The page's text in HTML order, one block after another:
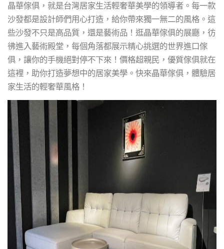
晶華傢俱，就是台灣居家生活輕奢華美學的領導者。每一款
沙發都是設計師們用心打造，給你帶來獨一無二的風格。這
些沙發不只是高品質，還是藝術品！逛晶華傢俱的展廳，彷
彿進入藝術殿堂，每個角落都展示精心挑選的世界進口傢
俱，讓你的手機絕對停不下來！價格超親民，優質傢俱就在
這裡，助你打造夢想中的居家美學。快來晶華傢俱，體驗居
家生活的輕奢華風格！